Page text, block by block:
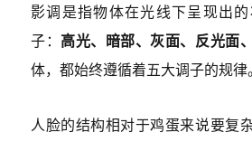
影调是指物体在光线下呈现出
子： 高光、暗部、灰面、反光面
体，都始终遵循着五大调子的规律
人脸的结构相对于鸡蛋来说要复